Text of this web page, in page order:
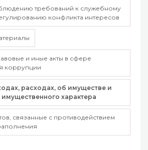
требований к служебному
конфликта интересов
и иные акты в сфере
коррупции
расходах, об имуществе и
имущественного характера
связанные с противодействием